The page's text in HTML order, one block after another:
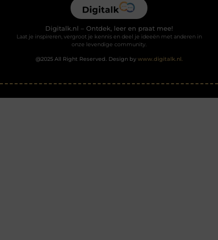
Digitalk.nl – Ontdek, leer en praat mee!
Laat je inspireren, vergroot je kennis en deel je ideeën met anderen in
onze levendige community.
@2025 All Right Reserved. Design by www.digitalk.nl.